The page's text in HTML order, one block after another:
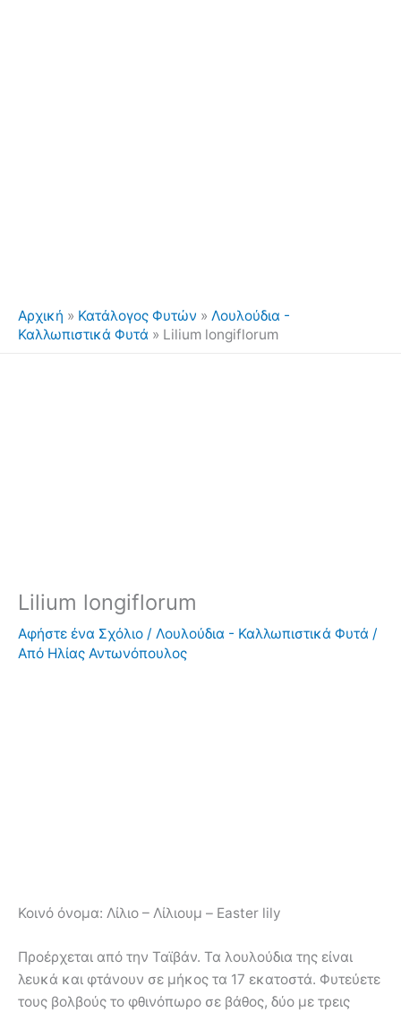
Αρχική » Κατάλογος Φυτών » Λουλούδια -
Καλλωπιστικά Φυτά » Lilium longiflorum
Lilium longiflorum
Αφήστε ένα Σχόλιο / Λουλούδια - Καλλωπιστικά Φυτά /
Από Ηλίας Αντωνόπουλος
Κοινό όνομα: Λίλιο – Λίλιουμ – Easter lily
Προέρχεται από την Ταϊβάν. Τα λουλούδια της είναι
λευκά και φτάνουν σε μήκος τα 17 εκατοστά. Φυτεύετε
τους βολβούς το φθινόπωρο σε βάθος, δύο με τρεις